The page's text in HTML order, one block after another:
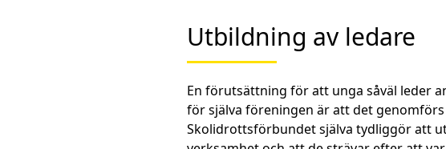
Utbildning av ledare
En förutsättning för att unga såväl leder
för själva föreningen är att det
Skolidrottsförbundet själva tydliggör att